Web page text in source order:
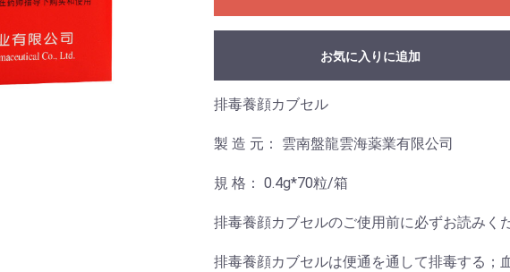
お気に入りに追加
排毒養顔カブセル
製 造 元： 雲南盤龍雲海薬業有限公司
規 格： 0.4g*70粒/箱
排毒養顔カブセルのご使用前に必ずお読みく
排毒養顔カブセルは便通を通して排毒する；